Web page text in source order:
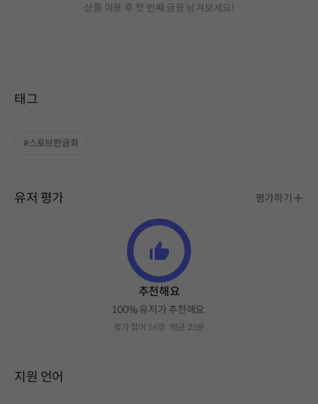
상품 이용 후 첫 번째 글을 남겨보세요!
태그
#스토브한글화
유저 평가 평가하기
추천해요
100% 유저가 추천해요.
평가 참여 16명 평균 25분
지원 언어